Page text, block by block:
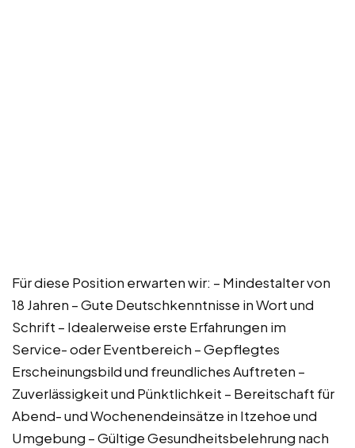
Für diese Position erwarten wir: – Mindestalter von
18 Jahren – Gute Deutschkenntnisse in Wort und
Schrift – Idealerweise erste Erfahrungen im
Service- oder Eventbereich – Gepflegtes
Erscheinungsbild und freundliches Auftreten –
Zuverlässigkeit und Pünktlichkeit – Bereitschaft für
Abend- und Wochenendeinsätze in Itzehoe und
Umgebung – Gültige Gesundheitsbelehrung nach